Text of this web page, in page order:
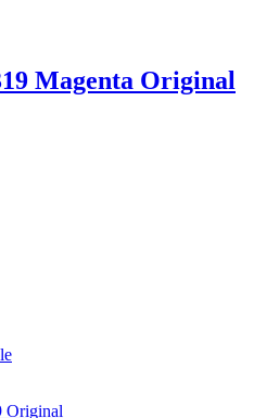
Magenta Original